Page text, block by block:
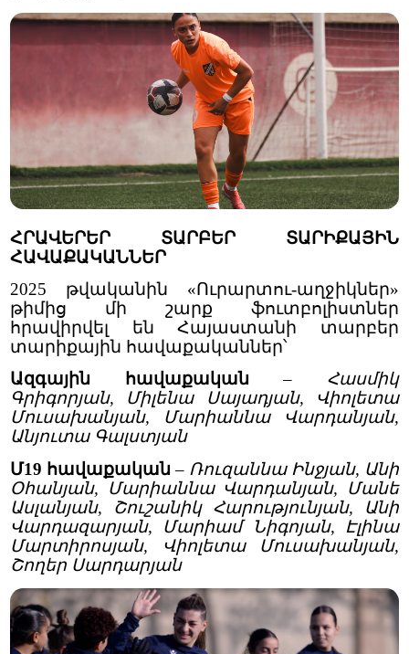
ՀՐԱՎԵՐԵՐ ՏԱՐԲԵՐ ՏԱՐԻՔԱՅԻՆ
ՀԱՎԱՔԱԿԱՆՆԵՐ
2025 թվականին «Ուրարտու-աղջիկներ»
թիմից մի շարք ֆուտբոլիստներ
հրավիրվել են Հայաստանի տարբեր
տարիքային հավաքականներ՝
Ազգային հավաքական – Հասմիկ
Գրիգորյան, Միլենա Սայադյան, Վիոլետա
Մուսախանյան, Մարիաննա Վարդանյան,
Անյուտա Գալստյան
Մ19 հավաքական – Ռուզաննա Ինջյան, Անի
Օհանյան, Մարիաննա Վարդանյան, Մանե
Ասլանյան, Շուշանիկ Հարությունյան, Անի
Վարդազարյան, Մարիամ Նիգոյան, Էլինա
Մարտիրոսյան, Վիոլետա Մուսախանյան,
Շողեր Սարդարյան